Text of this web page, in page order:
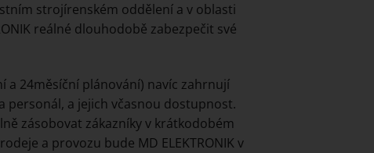
strojírenském oddělení a v oblasti
reálné dlouhodobě zabezpečit své
24měsíční plánování) navíc zahrnují
personál, a jejich včasnou dostupnost.
zásobovat zákazníky v krátkodobém
a provozu bude MD ELEKTRONIK v